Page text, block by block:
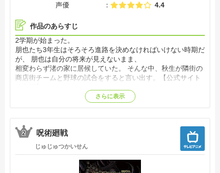
声優
4.4
作品のあらすじ
2学期が始まった。
朋也たち3年生はそろそろ進路を決めなければいけない時期だ
が、 朋也は自分の将来が見えないまま、
相変わらず渚の家に居候していた。 そんな中、秋生が隣街の
商店街チームと野球の試合をすると言い出す。【公式サイト
さらに表示
2 呪術廻戦
じゅじゅつかいせん